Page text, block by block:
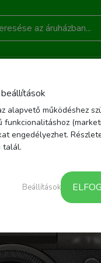
JJC SS-XT5MCML ANTI-
alapvető működéshez
funkcionalitáshoz
engedélyezhet.
talál.
Beállítások